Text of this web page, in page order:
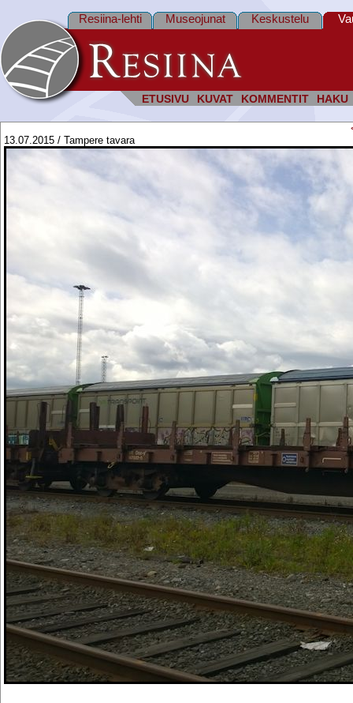
ETUSIVU KUVAT KOMMENTIT HAKU
Resiina-lehti Museojunat Keskustelu
13.07.2015 / Tampere tavara